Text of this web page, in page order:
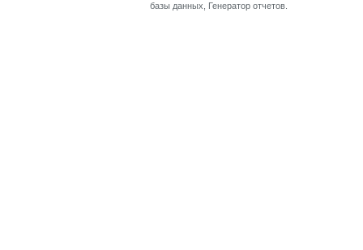
базы данных, Генератор отчетов.